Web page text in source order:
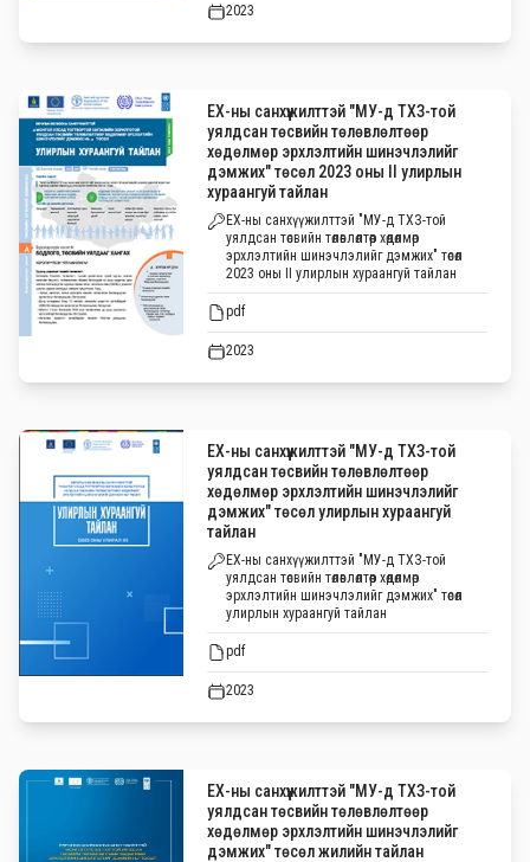
2023
ЕХ-ны санхүүжилттэй "МУ-д ТХЗ-той
уялдсан төсвийн төлөвлөлтөөр
хөдөлмөр эрхлэлтийн шинэчлэлийг
дэмжих" төсөл 2023 оны II улирлын
хураангуй тайлан
ЕХ-ны санхүүжилттэй "МУ-д ТХЗ-той
уялдсан төсвийн төлөвлөлтөөр хөдөлмөр
эрхлэлтийн шинэчлэлийг дэмжих" төсөл
2023 оны II улирлын хураангуй тайлан
pdf
2023
ЕХ-ны санхүүжилттэй "МУ-д ТХЗ-той
уялдсан төсвийн төлөвлөлтөөр
хөдөлмөр эрхлэлтийн шинэчлэлийг
дэмжих" төсөл улирлын хураангуй
тайлан
ЕХ-ны санхүүжилттэй "МУ-д ТХЗ-той
уялдсан төсвийн төлөвлөлтөөр хөдөлмөр
эрхлэлтийн шинэчлэлийг дэмжих" төсөл
улирлын хураангуй тайлан
pdf
2023
ЕХ-ны санхүүжилттэй "МУ-д ТХЗ-той
уялдсан төсвийн төлөвлөлтөөр
хөдөлмөр эрхлэлтийн шинэчлэлийг
дэмжих" төсөл жилийн тайлан